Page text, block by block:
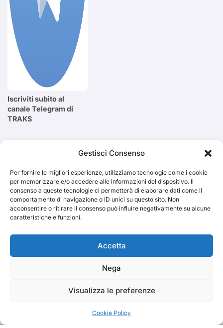
Gestisci Consenso
Per fornire le migliori esperienze, utilizziamo tecnologie come i cookie
per memorizzare e/o accedere alle informazioni del dispositivo. Il
consenso a queste tecnologie ci permetterà di elaborare dati come il
comportamento di navigazione o ID unici su questo sito. Non
acconsentire o ritirare il consenso può influire negativamente su alcune
caratteristiche e funzioni.
Accetta
Nega
Visualizza le preferenze
Cookie Policy
Iscriviti subito al
canale Telegram di
TRAKS
Cerca
TRAKS
Dal 2014 musica indipendente ed emergente